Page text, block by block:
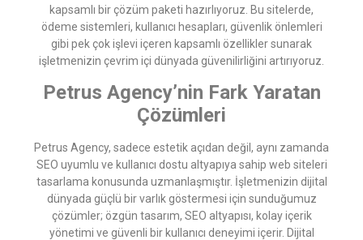
kapsamlı bir çözüm paketi hazırlıyoruz. Bu sitelerde,
ödeme sistemleri, kullanıcı hesapları, güvenlik önlemleri
gibi pek çok işlevi içeren kapsamlı özellikler sunarak
işletmenizin çevrim içi dünyada güvenilirliğini artırıyoruz.
Petrus Agency’nin Fark Yaratan
Çözümleri
Petrus Agency, sadece estetik açıdan değil, aynı zamanda
SEO uyumlu ve kullanıcı dostu altyapıya sahip web siteleri
tasarlama konusunda uzmanlaşmıştır. İşletmenizin dijital
dünyada güçlü bir varlık göstermesi için sunduğumuz
çözümler; özgün tasarım, SEO altyapısı, kolay içerik
yönetimi ve güvenli bir kullanıcı deneyimi içerir. Dijital